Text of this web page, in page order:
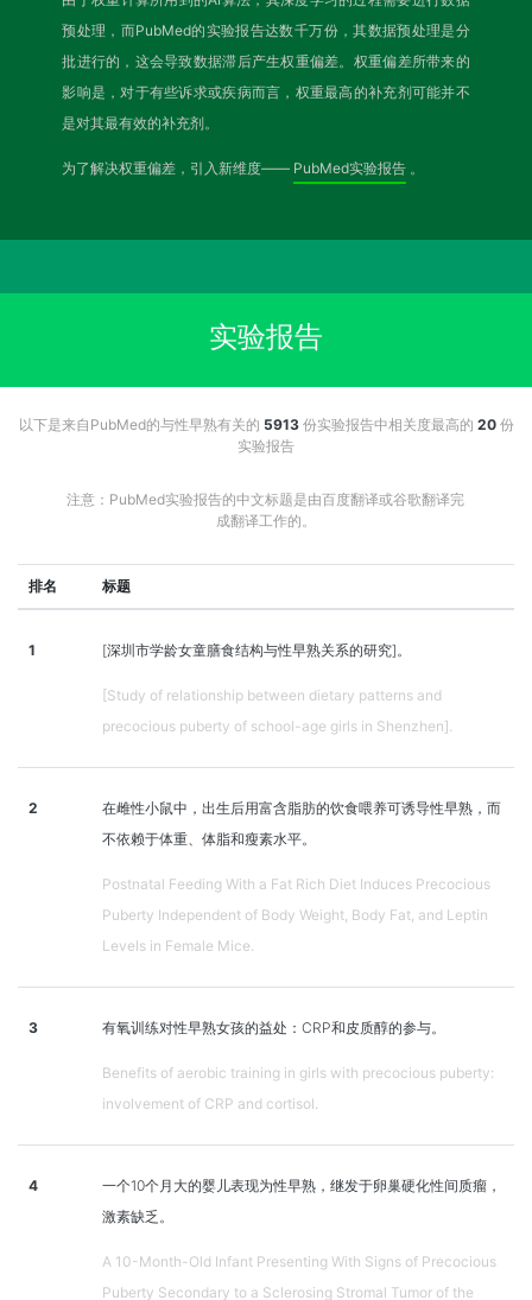
预处理，而PubMed的实验报告达数千万份，其数据预处理是分
批进行的，这会导致数据滞后产生权重偏差。权重偏差所带来的
影响是，对于有些诉求或疾病而言，权重最高的补充剂可能并不
是对其最有效的补充剂。
为了解决权重偏差，引入新维度—— PubMed实验报告 。
实验报告
以下是来自PubMed的与性早熟有关的 5913份实验报告中相关度最高的 20份
实验报告
注意：PubMed实验报告的中文标题是由百度翻译或谷歌翻译完
成翻译工作的。
排名 标题
1 [深圳市学龄女童膳食结构与性早熟关系的研究]。
[Study of relationship between dietary patterns and
precocious puberty of school-age girls in Shenzhen].
2
在雌性小鼠中，出生后用富含脂肪的饮食喂养可诱导性早熟，而
不依赖于体重、体脂和瘦素水平。
Postnatal Feeding With a Fat Rich Diet Induces Precocious
Puberty Independent of Body Weight, Body Fat, and Leptin
Levels in Female Mice.
3 有氧训练对性早熟女孩的益处：CRP和皮质醇的参与。
Benefits of aerobic training in girls with precocious puberty:
involvement of CRP and cortisol.
4
一个10个月大的婴儿表现为性早熟，继发于卵巢硬化性间质瘤，
激素缺乏。
A 10-Month-Old Infant Presenting With Signs of Precocious
Puberty Secondary to a Sclerosing Stromal Tumor of the